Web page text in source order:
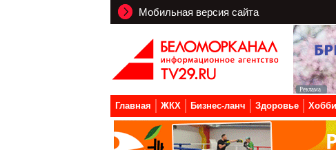
Мобильная версия сайта
Главная ЖКХ Бизнес-ланч Здоровье Хобби